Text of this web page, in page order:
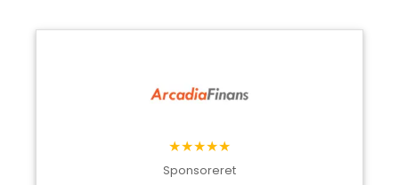
★★★★★
Sponsoreret